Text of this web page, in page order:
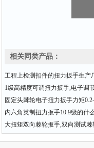
相关同类产品：
工程上检测扣件的扭力扳手生产
1级高精度可调扭力扳手,电子调
固定头棘轮电子扭力扳手力矩
内六角英制扭力扳手10.9级的什
大扭矩双向棘轮扳手,双向测试